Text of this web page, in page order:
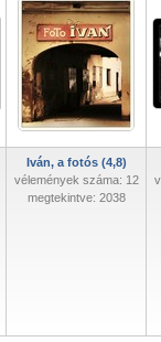
Iván, a fotós (4,8)
vélemények száma: 12
megtekintve: 2038